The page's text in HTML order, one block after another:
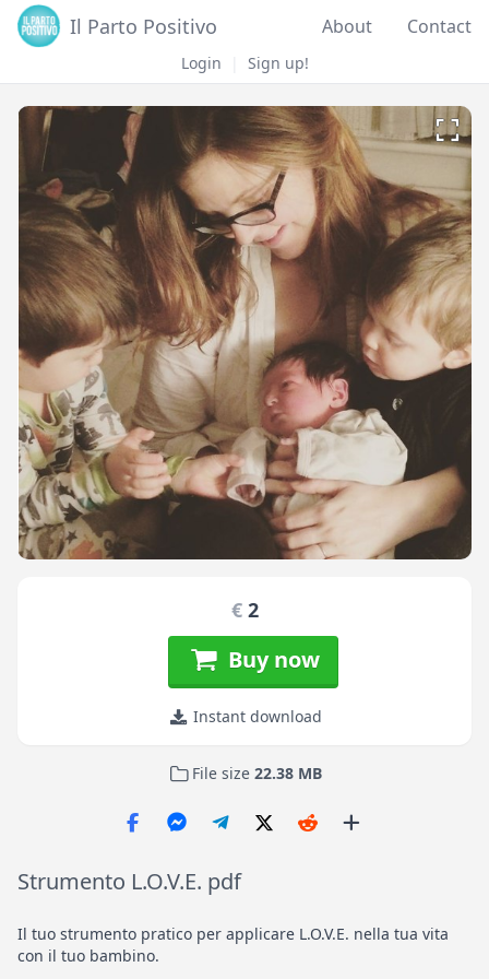
Il Parto Positivo About Contact
Login Sign up!
€2
Buy now
Instant download
File size22.38 MB
Strumento L.O.V.E. pdf
Il tuo strumento pratico per applicare L.O.V.E. nella tua vita
con il tuo bambino.